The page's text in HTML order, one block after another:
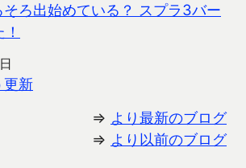
ろ出始めている？ スプラ3バー
更新
⇒ より最新のブログ
⇒ より以前のブログ